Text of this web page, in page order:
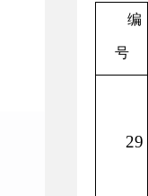
编
号
29